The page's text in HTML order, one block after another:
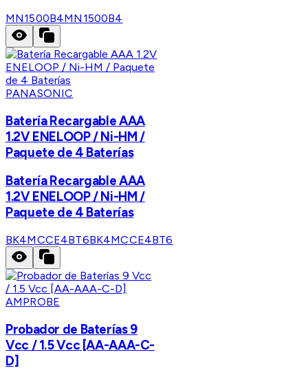
MN1500B4MN1500B4
PANASONIC
Batería Recargable AAA
1.2V ENELOOP / Ni-HM /
Paquete de 4 Baterías
Batería Recargable AAA
1.2V ENELOOP / Ni-HM /
Paquete de 4 Baterías
BK4MCCE4BT6BK4MCCE4BT6
AMPROBE
Probador de Baterías 9
Vcc / 1.5 Vcc [AA-AAA-C-
D]